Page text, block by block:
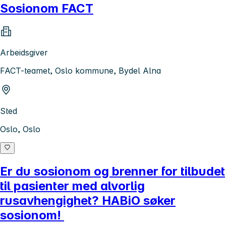
Sosionom FACT
Arbeidsgiver
FACT-teamet, Oslo kommune, Bydel Alna
Sted
Oslo, Oslo
Er du sosionom og brenner for tilbudet
til pasienter med alvorlig
rusavhengighet? HABiO søker
sosionom!